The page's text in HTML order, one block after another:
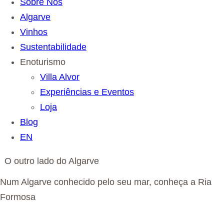
Sobre Nós
Algarve
Vinhos
Sustentabilidade
Enoturismo
Villa Alvor
Experiências e Eventos
Loja
Blog
EN
O outro lado do Algarve
Num Algarve conhecido pelo seu mar, conheça a Ria
Formosa